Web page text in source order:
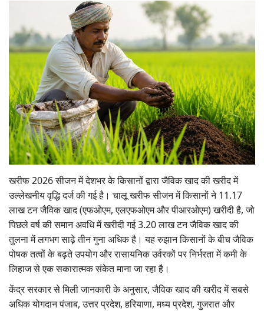
Cooperatives
International
Rural Dialogue
Ground Report
Rural Connect
Gallery
National
Latest News
Agriculture Conclave and NACOF
Awards 2022
Agri Start-Ups
खरीफ 2026 सीजन में देशभर के किसानों द्वारा जैविक खाद की खरीद में
उल्लेखनीय वृद्धि दर्ज की गई है। चालू खरीफ सीजन में किसानों ने 11.17
लाख टन जैविक खाद (एफओएम, एलएफओएम और पीआरओएम) खरीदी है, जो
पिछले वर्ष की समान अवधि में खरीदी गई 3.20 लाख टन जैविक खाद की
तुलना में लगभग साढ़े तीन गुना अधिक है। यह रुझान किसानों के बीच जैविक
पोषक तत्वों के बढ़ते उपयोग और रासायनिक उर्वरकों पर निर्भरता में कमी के
लिहाज से एक सकारात्मक संकेत माना जा रहा है।
केंद्र सरकार से मिली जानकारी के अनुसार, जैविक खाद की खरीद में सबसे
अधिक योगदान पंजाब, उत्तर प्रदेश, हरियाणा, मध्य प्रदेश, गुजरात और